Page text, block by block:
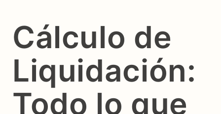
Cálculo de
Liquidación:
Todo lo que